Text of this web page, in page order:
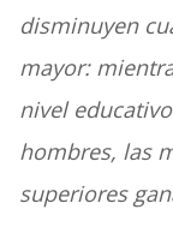
disminuyen
mayor:
nivel
hombres, las
superiores